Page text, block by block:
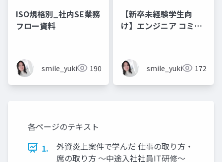
ISO規格別_社内SE業務
フロー資料
smile_yukiko_it190
【新卒未経験学生向
け】エンジニア コミュ
のコミュニケーション
フレーズ集smile_yukiko_it172
各ページのテキスト
1.
外資炎上案件で学んだ 仕事の取り方・
席の取り方 〜中途入社社員IT研修〜